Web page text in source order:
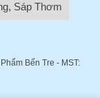
Sáp Thơm
Bến Tre - MST: